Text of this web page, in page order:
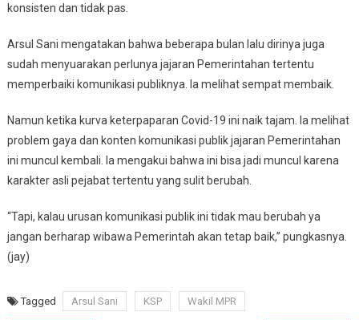
konsisten dan tidak pas.
Arsul Sani mengatakan bahwa beberapa bulan lalu dirinya juga
sudah menyuarakan perlunya jajaran Pemerintahan tertentu
memperbaiki komunikasi publiknya. Ia melihat sempat membaik.
Namun ketika kurva keterpaparan Covid-19 ini naik tajam. Ia melihat
problem gaya dan konten komunikasi publik jajaran Pemerintahan
ini muncul kembali. Ia mengakui bahwa ini bisa jadi muncul karena
karakter asli pejabat tertentu yang sulit berubah.
“Tapi, kalau urusan komunikasi publik ini tidak mau berubah ya
jangan berharap wibawa Pemerintah akan tetap baik,” pungkasnya.
(jay)
Tagged Arsul Sani KSP Wakil MPR